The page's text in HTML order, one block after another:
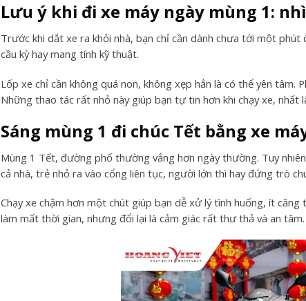
Lưu ý khi đi xe máy ngày mùng 1:
Trước khi dắt xe ra khỏi nhà, bạn chỉ cần dành chưa tới một phút
cầu kỳ hay mang tính kỹ thuật.
Lốp xe chỉ cần không quá non, không xẹp hẳn là có thể yên tâm.
Những thao tác rất nhỏ này giúp bạn tự tin hơn khi chạy xe,
Sáng mùng 1 đi chúc Tết bằng xe
Mùng 1 Tết, đường phố thường vắng hơn ngày thường. Tuy
cả nhà, trẻ nhỏ ra vào cổng liên tục, người lớn thì hay đứng trò
Chạy xe chậm hơn một chút giúp bạn dễ xử lý tình huống, ít
làm mất thời gian, nhưng đổi lại là cảm giác rất thư thả và an tâm.